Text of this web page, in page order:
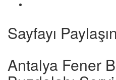
Sayfayı Paylaşın
Antalya Fener